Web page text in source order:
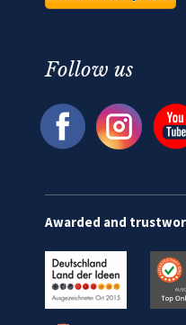
Follow us
Awarded and